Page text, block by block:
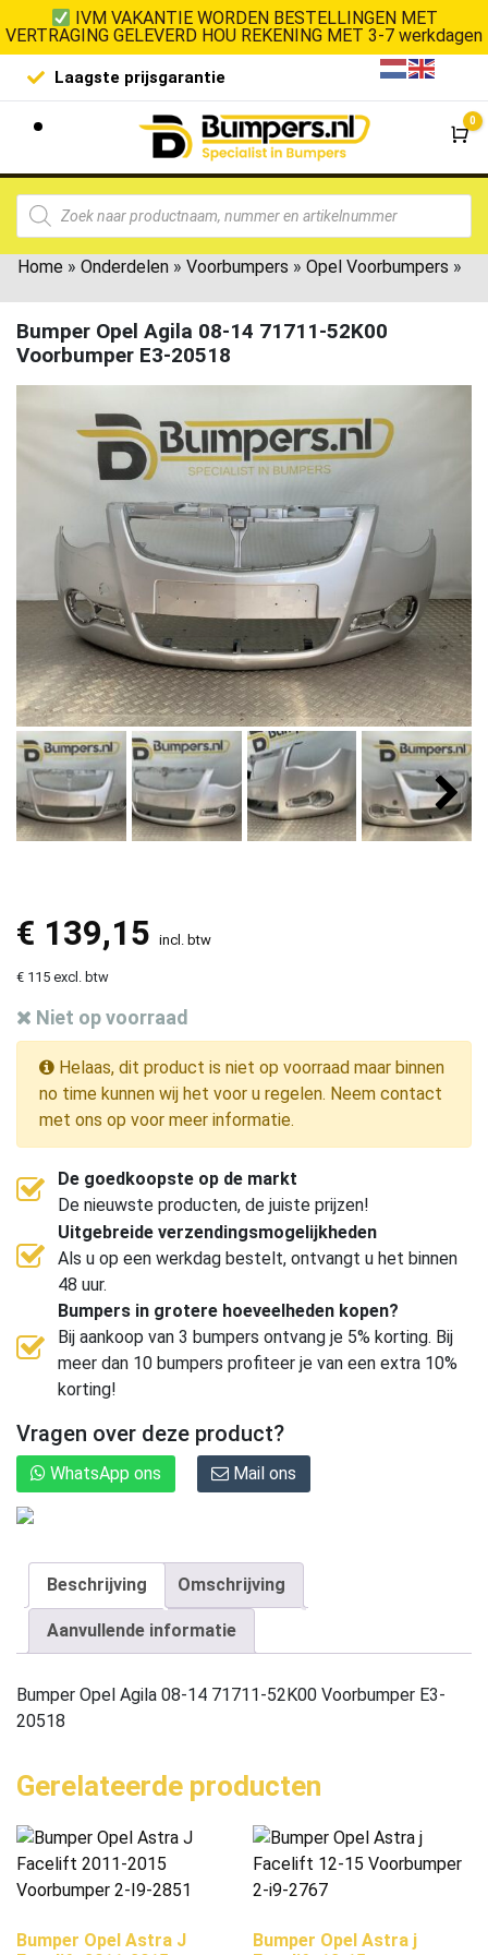
IVM VAKANTIE WORDEN BESTELLINGEN MET
VERTRAGING GELEVERD HOU REKENING MET 3-7 werkdagen
Laagste prijsgarantie De
0
Home » Onderdelen » Voorbumpers » Opel Voorbumpers »
Bumper Opel Agila 08-14 71711-52K00
Voorbumper E3-20518
€ 139,15 incl. btw
€ 115 excl. btw
Niet op voorraad
Helaas, dit product is niet op voorraad maar binnen
no time kunnen wij het voor u regelen. Neem contact
met ons op voor meer informatie.
De goedkoopste op de markt
De nieuwste producten, de juiste prijzen!
Uitgebreide verzendingsmogelijkheden
Als u op een werkdag bestelt, ontvangt u het binnen
48 uur.
Bumpers in grotere hoeveelheden kopen?
Bij aankoop van 3 bumpers ontvang je 5% korting. Bij
meer dan 10 bumpers profiteer je van een extra 10%
korting!
Vragen over deze product?
WhatsApp ons Mail ons
Beschrijving Omschrijving
Aanvullende informatie
Bumper Opel Agila 08-14 71711-52K00 Voorbumper E3-
20518
Gerelateerde producten
Bumper Opel Astra J
Bumper Opel Astra j